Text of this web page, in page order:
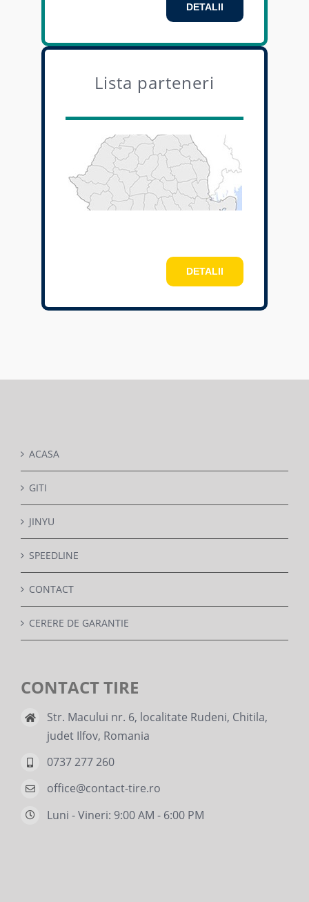
DETALII
Lista parteneri
DETALII
ACASA
GITI
JINYU
SPEEDLINE
CONTACT
CERERE DE GARANTIE
CONTACT TIRE
Str. Macului nr. 6, localitate Rudeni, Chitila,
judet Ilfov, Romania
0737 277 260
office@contact-tire.ro
Luni - Vineri: 9:00 AM - 6:00 PM